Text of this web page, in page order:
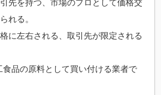
引先を持つ、市場のプロとして価格交
れる。
格に左右される、取引先が限定される
食品の原料として買い付ける業者で